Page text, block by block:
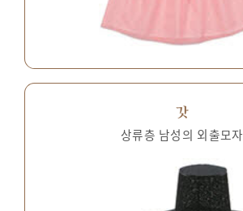
갓
상류층 남성의 외출모자